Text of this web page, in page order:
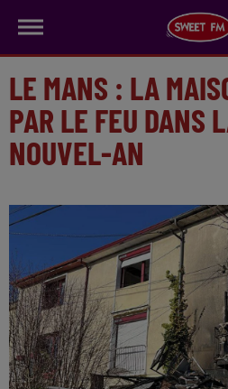
LE MANS : LA
PAR LE FEU DANS
NOUVEL-AN